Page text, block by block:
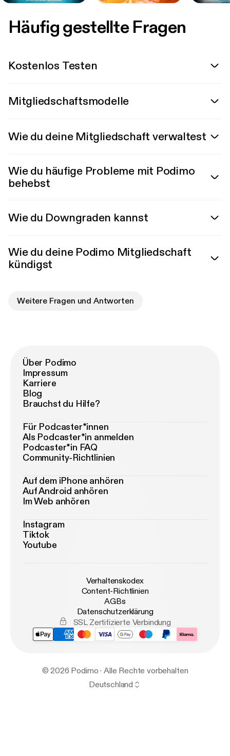
Häufig gestellte Fragen
Kostenlos Testen
Mitgliedschaftsmodelle
Wie du deine Mitgliedschaft verwaltest
Wie du häufige Probleme mit Podimo
behebst
Wie du Downgraden kannst
Wie du deine Podimo Mitgliedschaft
kündigst
Weitere Fragen und Antworten
Über Podimo
Impressum
Karriere
Blog
Brauchst du Hilfe?
Für Podcaster*innen
Als Podcaster*in anmelden
Podcaster*in FAQ
Community-Richtlinien
Auf dem iPhone anhören
Auf Android anhören
Im Web anhören
Instagram
Tiktok
Youtube
Verhaltenskodex
Content-Richtlinien
AGBs
Datenschutzerklärung
SSL Zertifizierte Verbindung
© 2026 Podimo · Alle Rechte vorbehalten
Deutschland